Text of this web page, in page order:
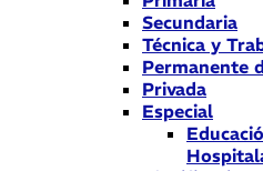
Secundaria
Técnica y
Permanente
Privada
Especial